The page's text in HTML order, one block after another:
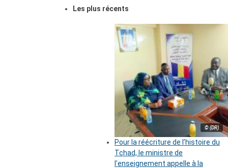
Les plus récents
© (DR)
Pour la réécriture de l’histoire du
Tchad, le ministre de
l’enseignement appelle à la